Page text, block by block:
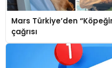
Mars Türkiye’den
çağrısı